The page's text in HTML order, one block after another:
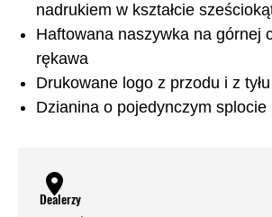
nadrukiem w kształcie
Haftowana naszywka na górnej
rękawa
Drukowane logo z przodu i z tyłu
Dzianina o pojedynczym splocie
Dealerzy